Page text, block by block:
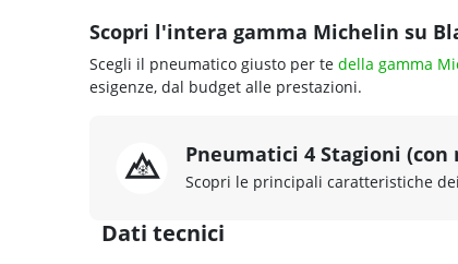
Scopri l'intera gamma Michelin su
Scegli il pneumatico giusto per te della gamma
esigenze, dal budget alle prestazioni.
Pneumatici 4 Stagioni (con
Scopri le principali caratteristiche
Dati tecnici